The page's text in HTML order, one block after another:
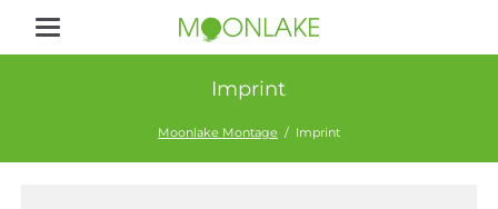
Imprint
Moonlake Montage Imprint